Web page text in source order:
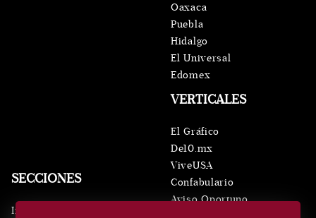
SECCIONES
Inicio
VERTICALES
El Gráfico
De10.mx
ViveUSA
Confabulario
Aviso Oportuno
Oaxaca
Puebla
Hidalgo
El Universal
Edomex